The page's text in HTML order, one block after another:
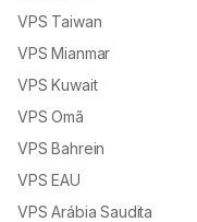
VPS Taiwan
VPS Mianmar
VPS Kuwait
VPS Omã
VPS Bahrein
VPS EAU
VPS Arábia Saudita